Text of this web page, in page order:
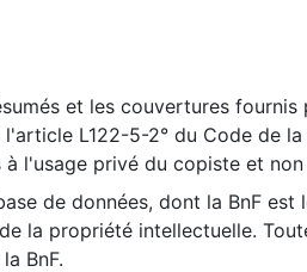
et les couvertures
L122-5-2° du Code de
l'usage privé du copiste et
de données, dont la BnF
la propriété intellectuelle.
BnF.